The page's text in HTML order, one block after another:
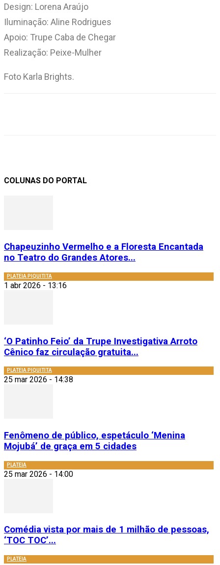
Design: Lorena Araújo
Iluminação: Aline Rodrigues
Apoio: Trupe Caba de Chegar
Realização: Peixe-Mulher
Foto Karla Brights.
COLUNAS DO PORTAL
Chapeuzinho Vermelho e a Floresta Encantada
no Teatro do Grandes Atores...
PLATEIA PIQUITITA
1 abr 2026 - 13:16
‘O Patinho Feio’ da Trupe Investigativa Arroto
Cênico faz circulação gratuita...
PLATEIA PIQUITITA
25 mar 2026 - 14:38
Fenômeno de público, espetáculo ‘Menina
Mojubá’ de graça em 5 cidades
PLATEIA
25 mar 2026 - 14:00
Comédia vista por mais de 1 milhão de pessoas,
‘TOC TOC’...
PLATEIA